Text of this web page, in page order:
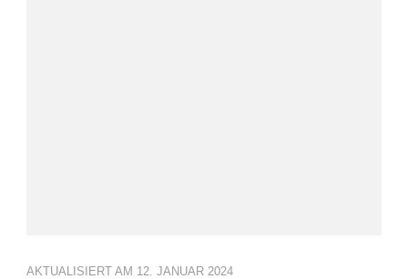
AKTUALISIERT AM 12. JANUAR 2024